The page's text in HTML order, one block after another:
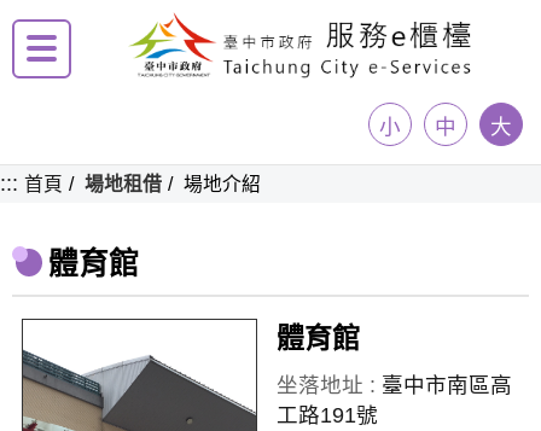
小 中 大
::: 首頁 場地租借 場地介紹
體育館
體育館
坐落地址 : 臺中市南區高
工路191號